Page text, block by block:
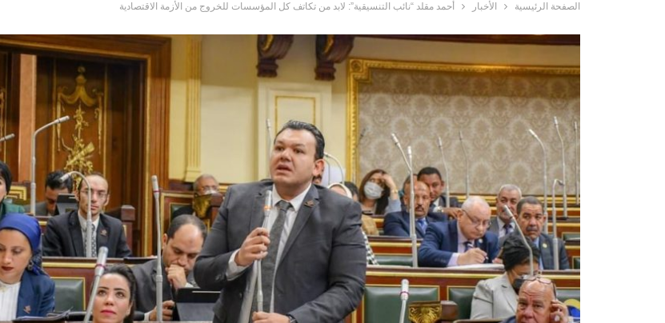
الصفحة الرئيسية الأخبار أحمد مقلد “نائب التنسيقية”: لابد من تكاتف كل المؤسسات للخروج من الأزمة الاقتصادية